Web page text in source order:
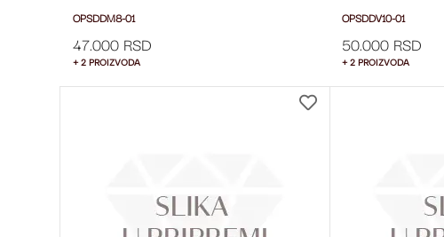
OPSDDM8-01
47.000 RSD
+ 2 PROIZVODA
OPSDDV10-01
50.000 RSD
+ 2 PROIZVODA